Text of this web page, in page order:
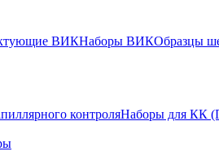
ВИКНаборы ВИКОбразцы
контроляНаборы для КК